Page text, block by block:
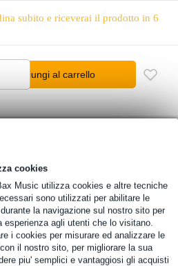
cookies
Music utilizza cookies e altre tecniche
sono utilizzati per abilitare le
la navigazione sul nostro sito per
esperienza agli utenti che lo visitano.
i cookies per misurare ed analizzare le
il nostro sito, per migliorare la sua
piu' semplici e vantaggiosi gli acquisti
subito e riceverai il prodotto in 6
Aggiungi al carrello
miniaturizzato
pollici)